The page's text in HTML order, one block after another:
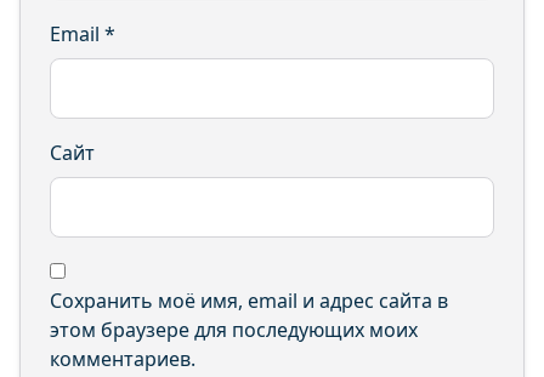
Email *
Сайт
Сохранить моё имя, email и адрес сайта в
этом браузере для последующих моих
комментариев.